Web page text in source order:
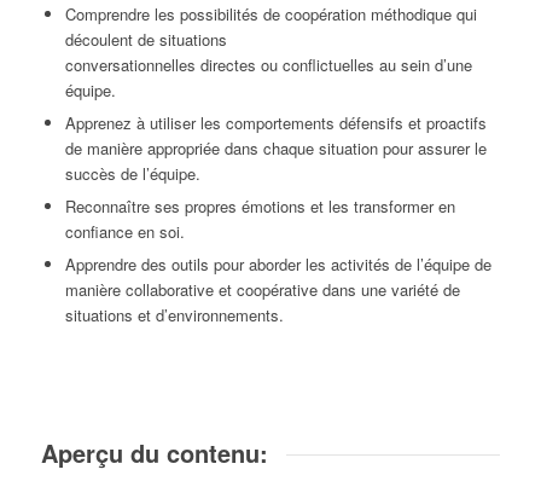
Comprendre les possibilités de coopération méthodique qui
découlent de situations
conversationnelles directes ou conflictuelles au sein d’une
équipe.
Apprenez à utiliser les comportements défensifs et proactifs
de manière appropriée dans chaque situation pour assurer le
succès de l’équipe.
Reconnaître ses propres émotions et les transformer en
confiance en soi.
Apprendre des outils pour aborder les activités de l’équipe de
manière collaborative et coopérative dans une variété de
situations et d’environnements.
Aperçu du contenu: